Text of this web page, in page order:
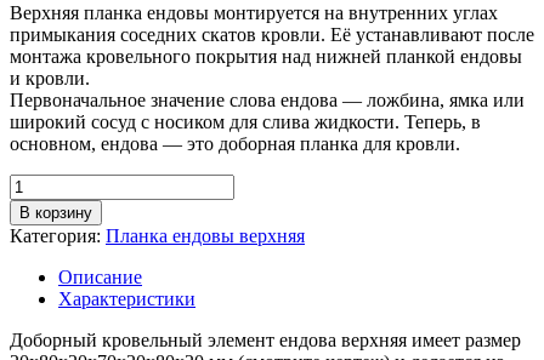
Верхняя планка ендовы монтируется на внутренних углах
примыкания соседних скатов кровли. Её устанавливают после
монтажа кровельного покрытия над нижней планкой ендовы
и кровли.
Первоначальное значение слова ендова — ложбина, ямка или
широкий сосуд с носиком для слива жидкости. Теперь, в
основном, ендова — это доборная планка для кровли.
Количество
товара
Планка
ендовы
верхняя,
длина
1,25м,
толщина
В корзину
Категория: Планка ендовы верхняя
Описание
Характеристики
Доборный кровельный элемент ендова верхняя имеет размер